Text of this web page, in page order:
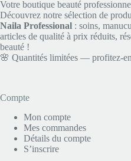
Votre boutique beauté
Découvrez notre sélection de
Naila Professional : soins,
articles de qualité à prix réduits,
beauté !
🌸 Quantités limitées — profitez-
Compte
Mon compte
Mes commandes
Détails du compte
S’inscrire